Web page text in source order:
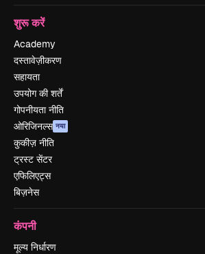
शुरू करें
Academy
दस्तावेज़ीकरण
सहायता
उपयोग की शर्तें
गोपनीयता नीति
ओरिजिनल्स नया
कुकीज़ नीति
ट्रस्ट सेंटर
एफिलिएट्स
बिज़नेस
कंपनी
मूल्य निर्धारण